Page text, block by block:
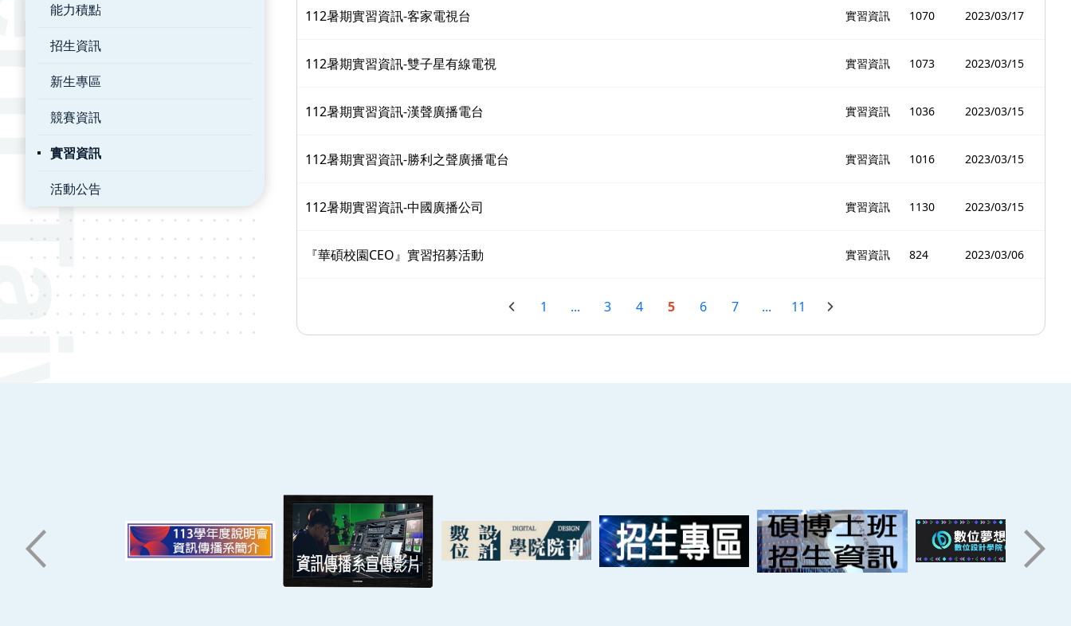
能力積點
招生資訊
新生專區
競賽資訊
實習資訊
活動公告
112暑期實習資訊-客家電視台 實習資訊 1070 2023/03/17
112暑期實習資訊-雙子星有線電視 實習資訊 1073 2023/03/15
112暑期實習資訊-漢聲廣播電台 實習資訊 1036 2023/03/15
112暑期實習資訊-勝利之聲廣播電台 實習資訊 1016 2023/03/15
112暑期實習資訊-中國廣播公司 實習資訊 1130 2023/03/15
『華碩校園CEO』實習招募活動 實習資訊 824 2023/03/06
1 ... 3 4 5 6 7 ... 11
ic@stust.edu.tw